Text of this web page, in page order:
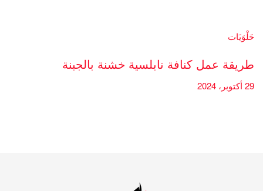
حَلْوَيَات
طريقة عمل كنافة نابلسية خشنة بالجبنة
29 أكتوبر، 2024